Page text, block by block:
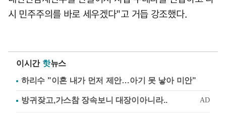
시 민주주의를 바로 세우겠다"고 거듭 강조했다.
이시간 핫뉴스
하리수 "이혼 내가 먼저 제안…아기 못 낳아 미안"